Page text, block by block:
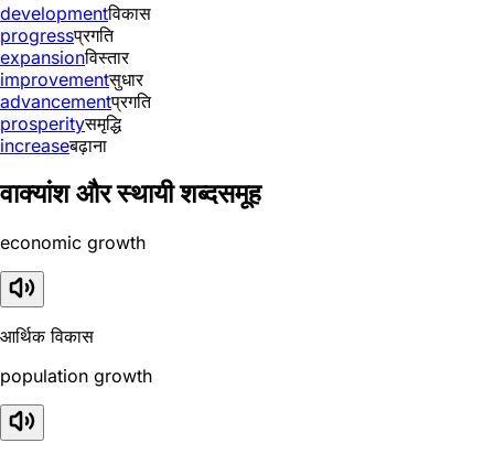
developmentविकास
progressप्रगति
expansionविस्तार
improvementसुधार
advancementप्रगति
prosperityसमृद्धि
increaseबढ़ाना
वाक्यांश और स्थायी शब्दसमूह
economic growth
आर्थिक विकास
population growth